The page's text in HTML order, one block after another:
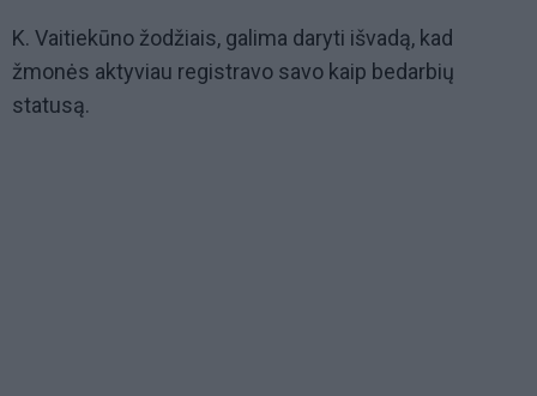
K. Vaitiekūno žodžiais, galima daryti išvadą, kad
žmonės aktyviau registravo savo kaip bedarbių
statusą.